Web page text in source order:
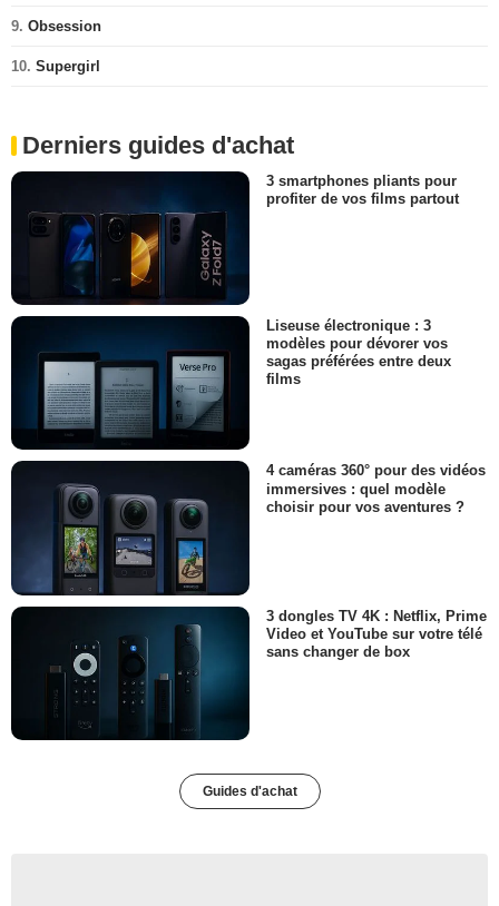
9. Obsession
10. Supergirl
Derniers guides d'achat
3 smartphones pliants pour
profiter de vos films partout
Liseuse électronique : 3
modèles pour dévorer vos
sagas préférées entre deux
films
4 caméras 360° pour des vidéos
immersives : quel modèle
choisir pour vos aventures ?
3 dongles TV 4K : Netflix, Prime
Video et YouTube sur votre télé
sans changer de box
Guides d'achat